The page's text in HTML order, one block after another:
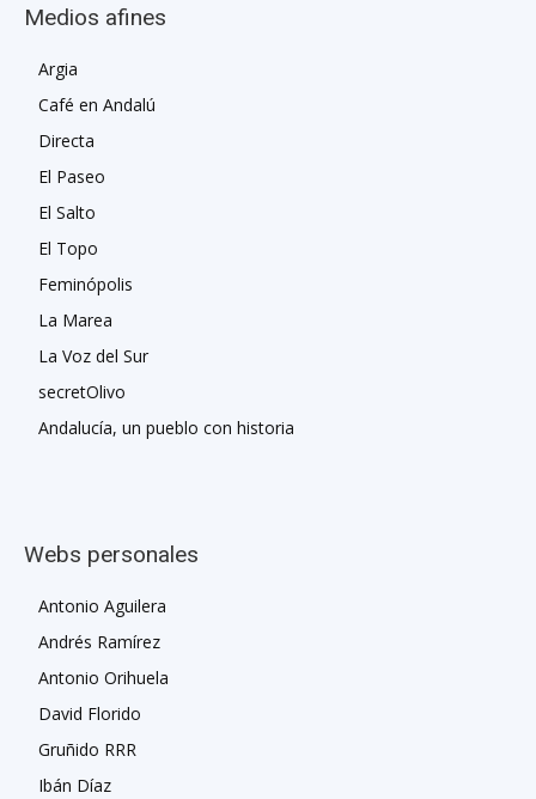
Medios afines
Argia
Café en Andalú
Directa
El Paseo
El Salto
El Topo
Feminópolis
La Marea
La Voz del Sur
secretOlivo
Andalucía, un pueblo con historia
Webs personales
Antonio Aguilera
Andrés Ramírez
Antonio Orihuela
David Florido
Gruñido RRR
Ibán Díaz